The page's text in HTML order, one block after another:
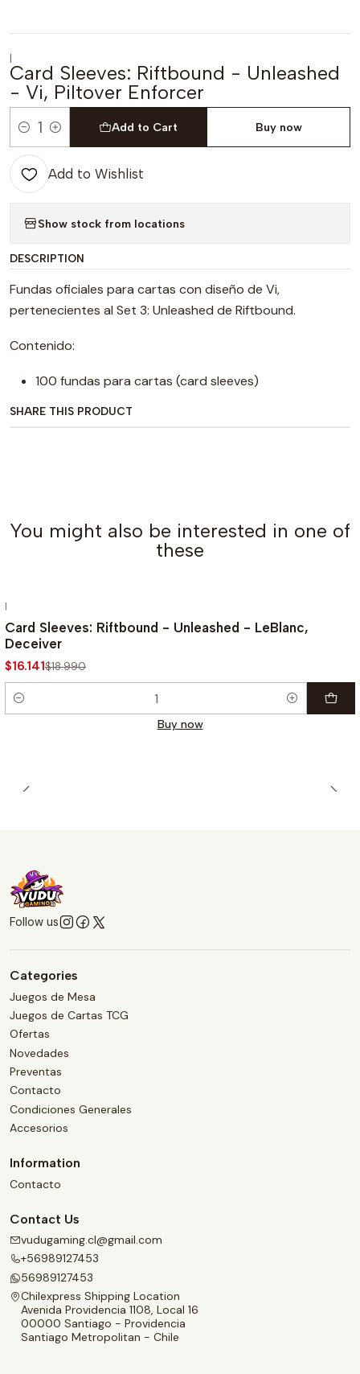
|
Card Sleeves: Riftbound - Unleashed
- Vi, Piltover Enforcer
Quantity
Add to Cart Buy now
Add to Wishlist
Show stock from locations
DESCRIPTION
Fundas oficiales para cartas con diseño de Vi,
pertenecientes al Set 3: Unleashed de Riftbound.
Contenido:
100 fundas para cartas (card sleeves)
SHARE THIS PRODUCT
You might also be interested in one of
these
-15%
|
Card Sleeves: Riftbound - Unleashed - LeBlanc,
Deceiver
$16.141$18.990
Quantity
Buy now
Follow us
Categories
Juegos de Mesa
Juegos de Cartas TCG
Ofertas
Novedades
Preventas
Contacto
Condiciones Generales
Accesorios
Information
Contacto
Contact Us
vudugaming.cl@gmail.com
+56989127453
56989127453
Chilexpress Shipping Location
Avenida Providencia 1108, Local 16
00000 Santiago - Providencia
Santiago Metropolitan - Chile